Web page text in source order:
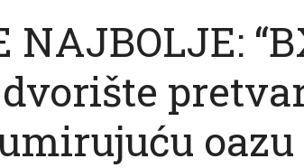
NAJBOLJE:
oazu